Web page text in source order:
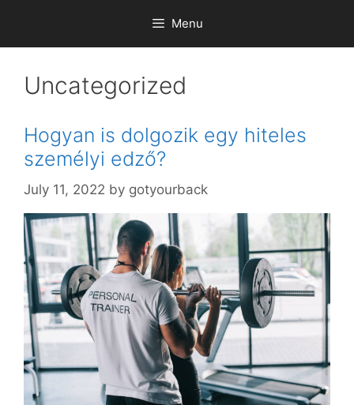
content
Menu
Uncategorized
Hogyan is dolgozik egy hiteles
személyi edző?
July 11, 2022 by gotyourback